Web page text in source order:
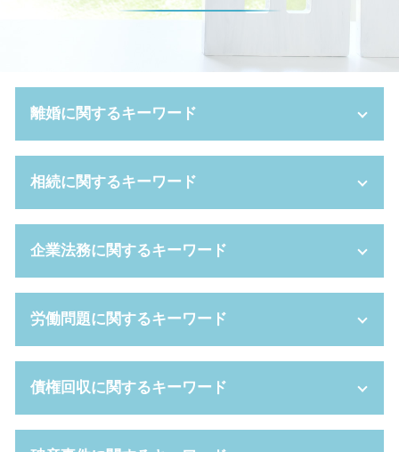
離婚に関するキーワード
モラハラ 離婚 慰謝料
離婚裁判 期間
養育費 調停
親権者 変更
家裁 調停
親権 争い
養育費 相場
養育費 離婚後
離婚 親権 父親
相続に関するキーワード
任意後見制度 デメリット
限定承認 手続き
相続財産 寄付
遺産分割協議書 作成
遺言 執行者
成年後見制度 手続き
企業法務に関するキーワード
企業 法務
セクハラ 訴訟
パワハラ 基準
事業譲渡 手続き
労働問題に関するキーワード
時間外労働 残業 違い
パワハラ 証拠 ない
債権回収に関するキーワード